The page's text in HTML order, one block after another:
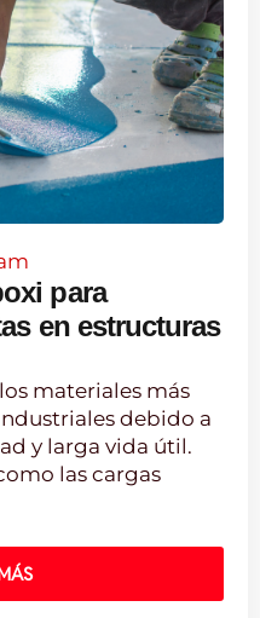
para
en estructuras
materiales más
debido a
y larga vida útil.
las cargas